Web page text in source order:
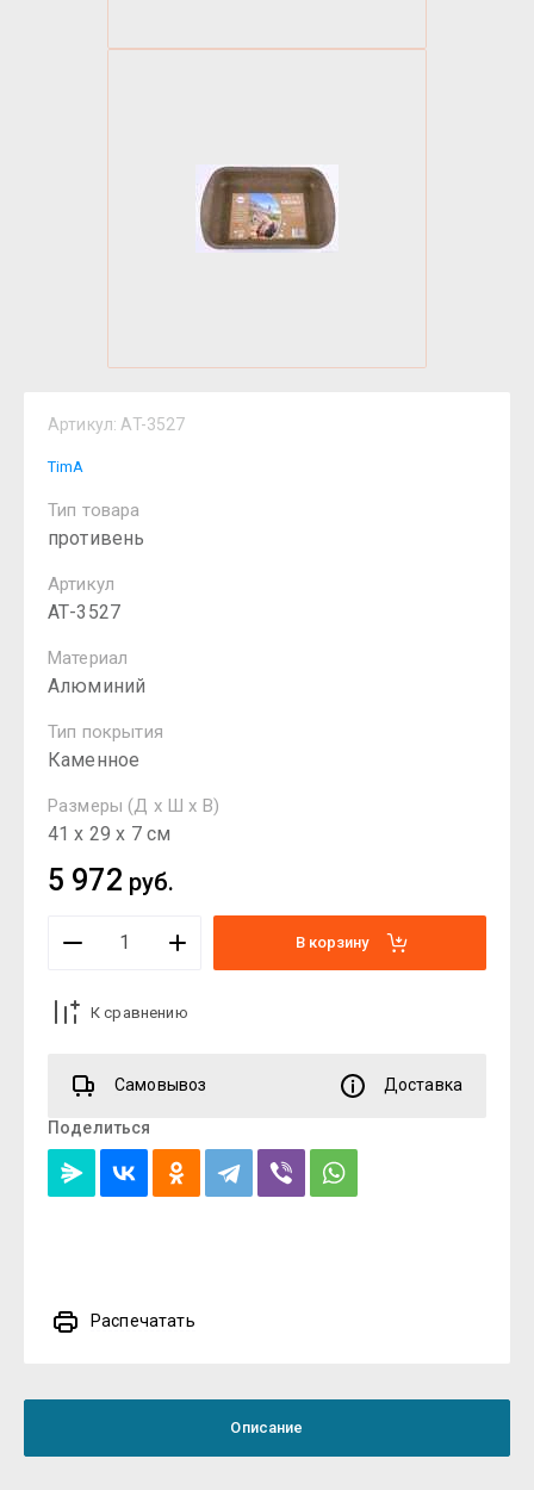
Артикул: AT-3527
TimA
Тип товара
противень
Артикул
АТ-3527
Материал
Алюминий
Тип покрытия
Каменное
Размеры (Д х Ш х В)
41 х 29 х 7 см
5 972 руб.
В корзину
К сравнению
Самовывоз Доставка
Поделиться
Распечатать
Описание